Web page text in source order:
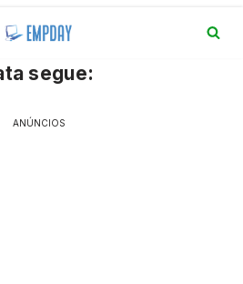
segue:
ANÚNCIOS